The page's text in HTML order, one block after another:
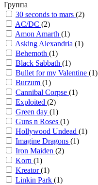
Группа
30 seconds to mars (2)
AC/DC (2)
Amon Amarth (1)
Asking Alexandria (1)
Behemoth (1)
Black Sabbath (1)
Bullet for my Valentine (1)
Burzum (1)
Cannibal Corpse (1)
Exploited (2)
Green day (1)
Guns n Roses (1)
Hollywood Undead (1)
Imagine Dragons (1)
Iron Maiden (2)
Korn (1)
Kreator(1)
Linkin Park (1)